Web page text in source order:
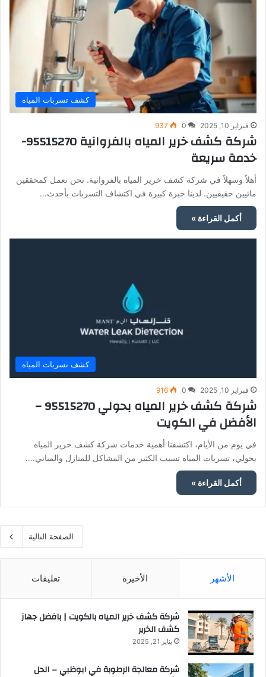
كشف تسربات المياه
فبراير 10, 2025 0
937
شركة كشف خرير المياه بالفروانية 95515270-
خدمة سريعة
أهلاً وسهلاً في شركة كشف خرير المياه بالفروانية. نحن نعمل كمحققين
مائيين حقيقيين. لدينا خبرة كبيرة في اكتشاف التسربات بأحدث…
أكمل القراءة »
كشف تسربات المياه
فبراير 10, 2025 0
916
شركة كشف خرير المياه بحولي 95515270 –
الأفضل في الكويت
في يوم من الأيام، اكتشفنا أهمية خدمات شركة كشف خرير المياه
بحولي، تسربات المياه تسبب الكثير من المشاكل للمنازل والمباني.…
أكمل القراءة »
الصفحة التالية
الأشهر الأخيرة تعليقات
شركة كشف خرير المياه بالكويت | بافضل جهاز
كشف الخرير
يناير 21, 2025
شركة معالجة الرطوبة في ابوظبي – الحل